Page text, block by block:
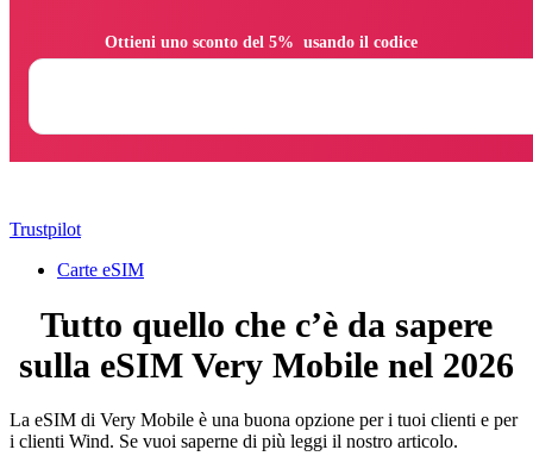
Trustpilot
Carte eSIM
Tutto quello che c’è da sapere
sulla eSIM Very Mobile nel 2026
La eSIM di Very Mobile è una buona opzione per i tuoi clienti e per
i clienti Wind. Se vuoi saperne di più leggi il nostro articolo.